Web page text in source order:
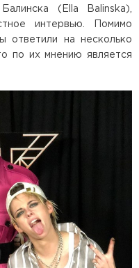
(Ella Balinska),
интервью. Помимо
ответили на несколько
по их мнению является